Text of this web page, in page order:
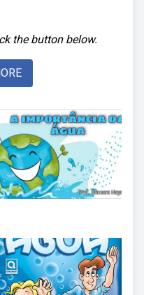
the button below.